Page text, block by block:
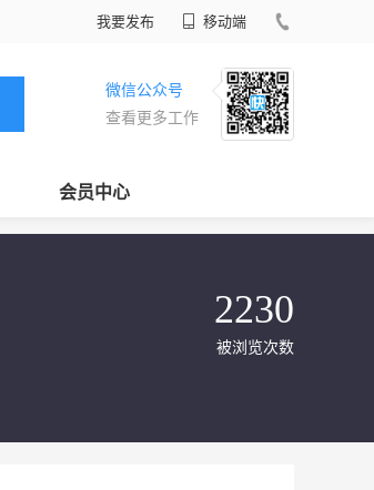
我要发布 移动端
微信公众号
查看更多工作
会员中心
2230
被浏览次数